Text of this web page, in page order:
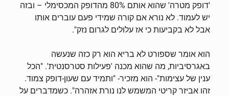
'דופק מטרה' שהוא אותם 80% מהדופק המכסימלי – ובזה
יש לעמוד. לא נורא אם קורה שמידי פעם עוברים אותו
אבל לא בקביעות כי אז עלולים לגרום נזק".
הוא אומר שספורט לא בריא הוא רק כזה שנעשה
באגרסיביות, מה שהוא מכנה 'פעילות סטרסנטית'. "הכל
ענין של עצימות"- הוא מזכיר- "ותמיד עם שעון-דופק צמוד.
זהו אביזר קריטי המשמש לנו נורת אזהרה". כשמדברים על